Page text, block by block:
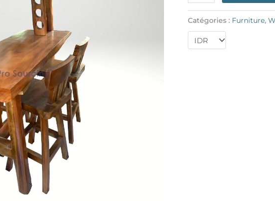
Bar
Table
Catégories : Furniture,